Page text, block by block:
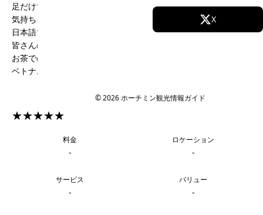
X
© 2026 ホーチミン観光情報ガイド
足だけでなく、肩、腕などもマッサージしてもらって、とっても
気持ち良かったです。
日本語で接客してくれて、嬉しかったです。
皆さんの笑顔がとっても良かったです。
お茶でのおもてなしで大変良かったです。
ベトナムに初めて来ましたが、良いマッサージ店です。
★★★★★
料金
-
ロケーション
-
サービス
-
バリュー
-